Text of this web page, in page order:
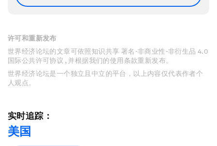
许可和重新发布
世界经济论坛的文章可依照知识共享 署名-非商业性-非衍生品 4.0
国际公共许可协议 , 并根据我们的使用条款重新发布。
世界经济论坛是一个独立且中立的平台，以上内容仅代表作者个
人观点。
实时追踪：
美国